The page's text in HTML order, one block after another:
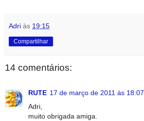
Adri às 19:15
Compartilhar
14 comentários:
RUTE 17 de março de 2011 às 18:07
Adri,
muito obrigada amiga.